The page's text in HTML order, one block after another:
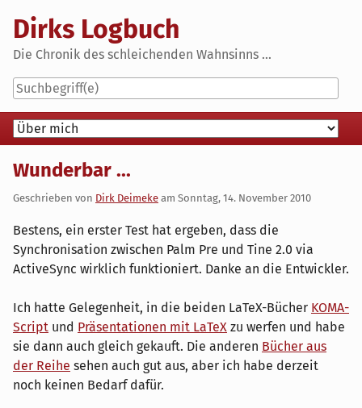
content
Dirks Logbuch
Die Chronik des schleichenden Wahnsinns ...
Navigation
Wunderbar ...
Geschrieben von Dirk Deimeke am Sonntag, 14. November 2010
Bestens, ein erster Test hat ergeben, dass die
Synchronisation zwischen Palm Pre und Tine 2.0 via
ActiveSync wirklich funktioniert. Danke an die Entwickler.
Ich hatte Gelegenheit, in die beiden LaTeX-Bücher KOMA-
Script und Präsentationen mit LaTeX zu werfen und habe
sie dann auch gleich gekauft. Die anderen Bücher aus
der Reihe sehen auch gut aus, aber ich habe derzeit
noch keinen Bedarf dafür.